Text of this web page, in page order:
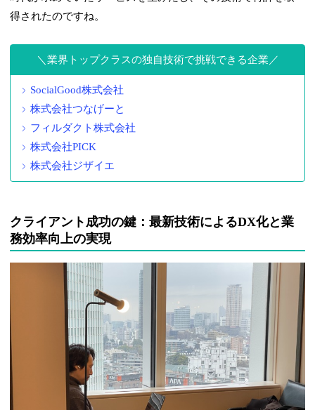
得されたのですね。
業界トップクラスの独自技術で挑戦できる企業
SocialGood株式会社
株式会社つなげーと
フィルダクト株式会社
株式会社PICK
株式会社ジザイエ
クライアント成功の鍵：最新技術によるDX化と業
務効率向上の実現